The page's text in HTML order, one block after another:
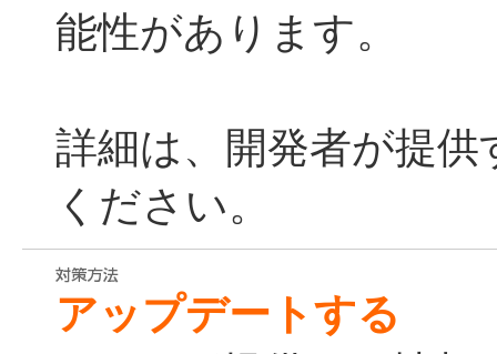
能性があります。
詳細は、開発者が提供
ください。
アップデートする